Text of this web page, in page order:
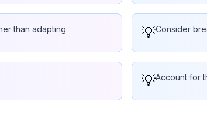
than adapting 💡Consider
💡Account for